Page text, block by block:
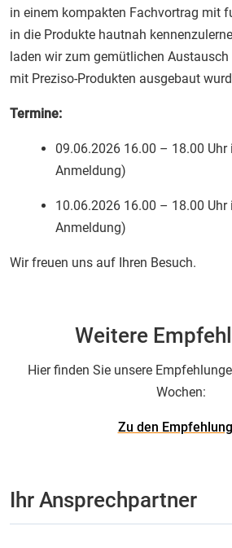
in einem kompakten Fachvortrag mit
in die Produkte hautnah
laden wir zum gemütlichen Austausch
mit Preziso-Produkten ausgebaut
Termine:
09.06.2026 16.00 – 18.00 Uhr
Anmeldung)
10.06.2026 16.00 – 18.00 Uhr
Anmeldung)
Wir freuen uns auf Ihren Besuch.
Weitere
Hier finden Sie unsere
Wochen:
Zu den
Ihr Ansprechpartner